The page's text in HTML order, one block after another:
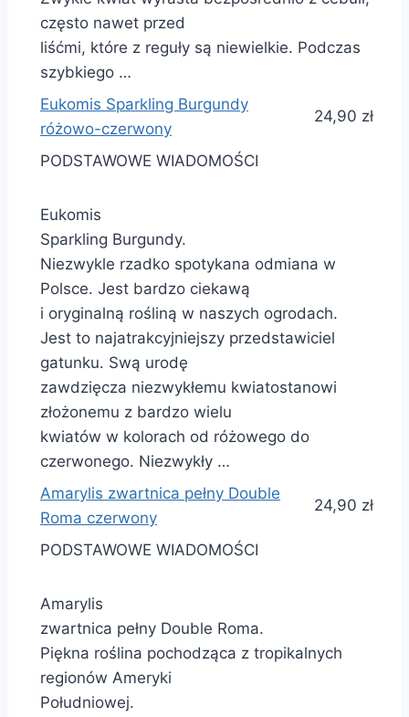
często nawet przed
liśćmi, które z reguły są niewielkie. Podczas
szybkiego …
Eukomis Sparkling Burgundy
różowo-czerwony
24,90 zł
PODSTAWOWE WIADOMOŚCI
Eukomis
Sparkling Burgundy.
Niezwykle rzadko spotykana odmiana w
Polsce. Jest bardzo ciekawą
i oryginalną rośliną w naszych ogrodach.
Jest to najatrakcyjniejszy przedstawiciel
gatunku. Swą urodę
zawdzięcza niezwykłemu kwiatostanowi
złożonemu z bardzo wielu
kwiatów w kolorach od różowego do
czerwonego. Niezwykły …
Amarylis zwartnica pełny Double
Roma czerwony
24,90 zł
PODSTAWOWE WIADOMOŚCI
Amarylis
zwartnica pełny Double Roma.
Piękna roślina pochodząca z tropikalnych
regionów Ameryki
Południowej.